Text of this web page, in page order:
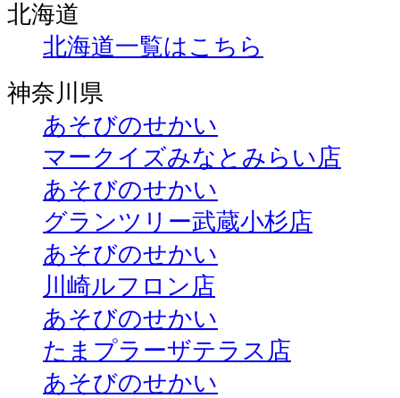
北海道
北海道一覧はこちら
神奈川県
あそびのせかい
マークイズみなとみらい店
あそびのせかい
グランツリー武蔵小杉店
あそびのせかい
川崎ルフロン店
あそびのせかい
たまプラーザテラス店
あそびのせかい